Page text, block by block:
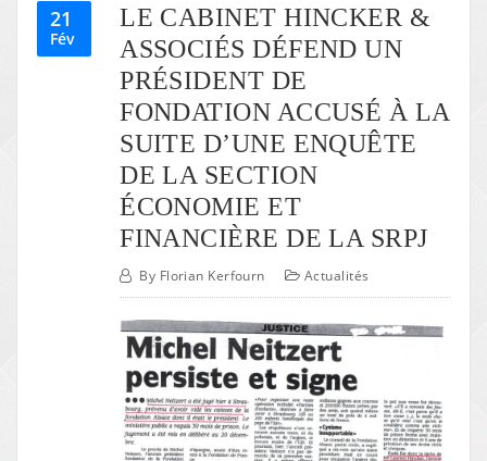
21
Fév
LE CABINET HINCKER &
ASSOCIÉS DÉFEND UN
PRÉSIDENT DE
FONDATION ACCUSÉ À LA
SUITE D’UNE ENQUÊTE
DE LA SECTION
ÉCONOMIE ET
FINANCIÈRE DE LA SRPJ
By Florian Kerfourn Actualités